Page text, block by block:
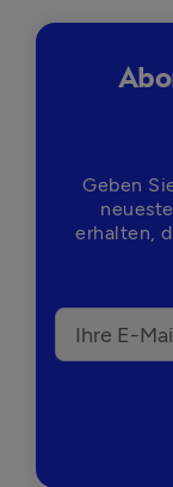
Geben
erhalten,